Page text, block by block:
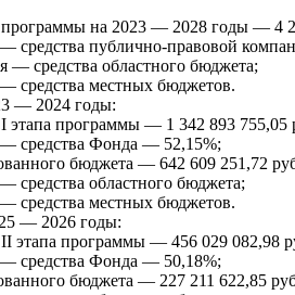
на 2023 — 2028 годы — 4
средства публично-правовой
— средства областного бюджета;
средства местных бюджетов.
— 2024 годы:
этапа программы — 1 342 893 755,05
средства Фонда — 52,15%;
бюджета — 642 609 251,72
средства областного бюджета;
средства местных бюджетов.
— 2026 годы:
этапа программы — 456 029 082,98
средства Фонда — 50,18%;
бюджета — 227 211 622,85